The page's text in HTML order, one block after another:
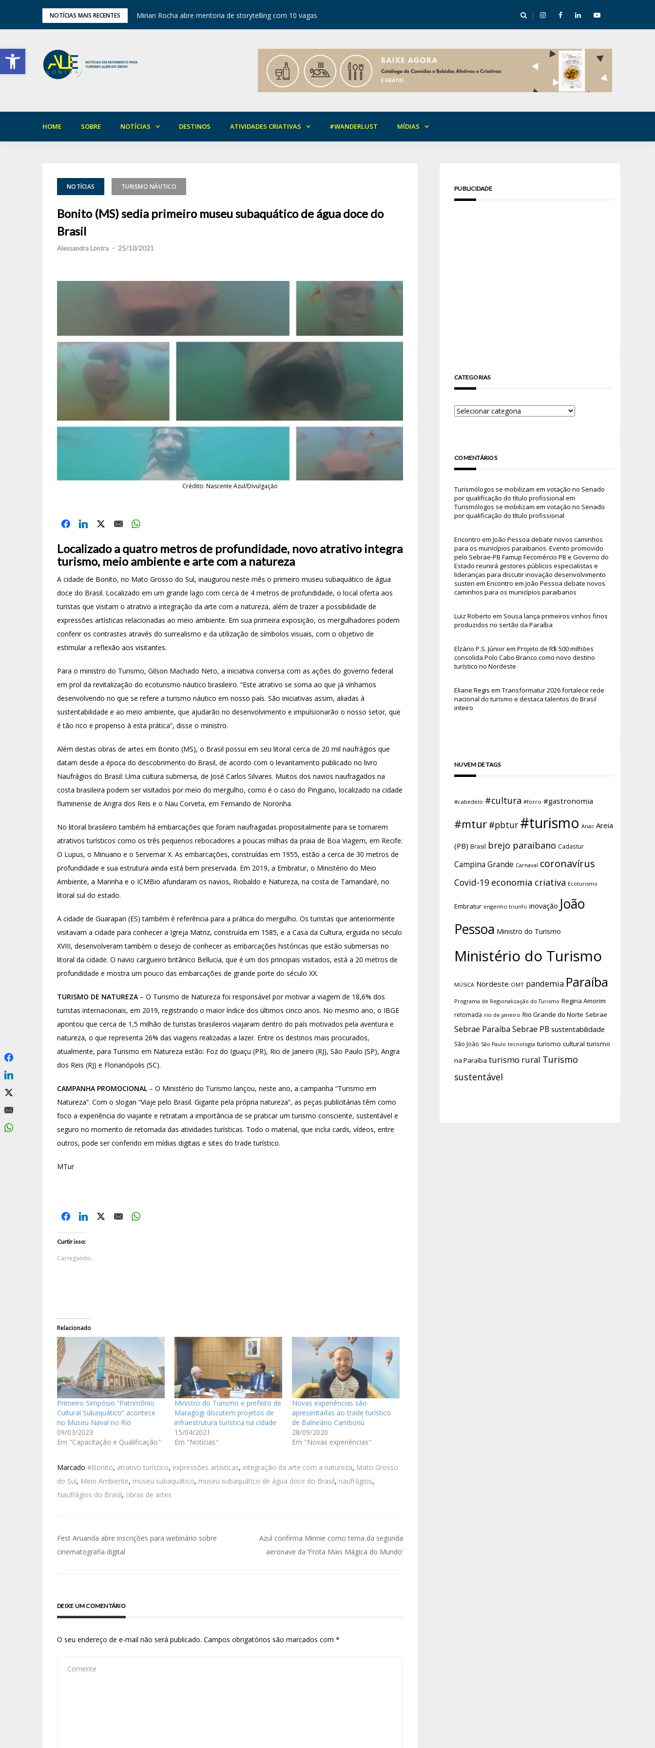
Barra de Ferramentas Aberta
NOTÍCIAS MAIS RECENTES
em Areia Mirian Rocha abre mentoria de storytelling com 10 vagas Festival de Inverno nas Serras abre temporada cultural em Cuité
HOME SOBRE NOTÍCIAS DESTINOS ATIVIDADES CRIATIVAS #WANDERLUST MÍDIAS
NOTÍCIAS TURISMO NÁUTICO
Bonito (MS) sedia primeiro museu subaquático de água doce do
Brasil
Alessandra Lontra - 25/10/2021
Crédito: Nascente Azul/Divulgação
Localizado a quatro metros de profundidade, novo atrativo integra
turismo, meio ambiente e arte com a natureza
A cidade de Bonito, no Mato Grosso do Sul, inaugurou neste mês o primeiro museu subaquático de água
doce do Brasil. Localizado em um grande lago com cerca de 4 metros de profundidade, o local oferta aos
turistas que visitam o atrativo a integração da arte com a natureza, além de trazer a possibilidade de
expressões artísticas relacionadas ao meio ambiente. Em sua primeira exposição, os mergulhadores podem
conferir os contrastes através do surrealismo e da utilização de símbolos visuais, com o objetivo de
estimular a reflexão aos visitantes.
Para o ministro do Turismo, Gilson Machado Neto, a iniciativa conversa com as ações do governo federal
em prol da revitalização do ecoturismo náutico brasileiro. “Este atrativo se soma ao que já vínhamos
desenvolvendo no que se refere a turismo náutico em nosso país. São iniciativas assim, aliadas à
sustentabilidade e ao meio ambiente, que ajudarão no desenvolvimento e impulsionarão o nosso setor, que
é tão rico e propenso à esta prática”, disse o ministro.
Além destas obras de artes em Bonito (MS), o Brasil possui em seu litoral cerca de 20 mil naufrágios que
datam desde a época do descobrimento do Brasil, de acordo com o levantamento publicado no livro
Naufrágios do Brasil: Uma cultura submersa, de José Carlos Silvares. Muitos dos navios naufragados na
costa brasileira podem ser visitados por meio do mergulho, como é o caso do Pinguino, localizado na cidade
fluminense de Angra dos Reis e o Nau Corveta, em Fernando de Noronha.
No litoral brasileiro também há embarcações que foram naufragadas propositalmente para se tornarem
atrativos turísticos como os três pequenos rebocadores a poucas milhas da praia de Boa Viagem, em Recife:
O Lupus, o Minuano e o Servemar X. As embarcações, construídas em 1955, estão a cerca de 30 metros de
profundidade e sua estrutura ainda está bem preservada. Em 2019, a Embratur, o Ministério do Meio
Ambiente, a Marinha e o ICMBio afundaram os navios, Riobaldo e Natureza, na costa de Tamandaré, no
litoral sul do estado.
A cidade de Guarapari (ES) também é referência para a prática do mergulho. Os turistas que anteriormente
visitavam a cidade para conhecer a Igreja Matriz, construída em 1585, e a Casa da Cultura, erguida no século
XVIII, desenvolveram também o desejo de conhecer as embarcações históricas que estão submersas no
litoral da cidade. O navio cargueiro britânico Bellucia, que é um dos principais visitados, está a 20 metros de
profundidade e mostra um pouco das embarcações de grande porte do século XX.
TURISMO DE NATUREZA – O Turismo de Natureza foi responsável por motivar a viagem de 18,6% dos
turistas internacionais, em 2019, registrando o maior índice dos últimos cinco anos. No mesmo ano, o IBGE
apontou que cerca de 1,5 milhão de turistas brasileiros viajaram dentro do país motivados pela aventura e
natureza, o que representa 26% das viagens realizadas a lazer. Entre os destinos mais procurados,
atualmente, para Turismo em Natureza estão: Foz do Iguaçu (PR), Rio de Janeiro (RJ), São Paulo (SP), Angra
dos Reis (RJ) e Florianópolis (SC).
CAMPANHA PROMOCIONAL – O Ministério do Turismo lançou, neste ano, a campanha “Turismo em
Natureza”. Com o slogan “Viaje pelo Brasil. Gigante pela própria natureza”, as peças publicitárias têm como
foco a experiência do viajante e retratam a importância de se praticar um turismo consciente, sustentável e
seguro no momento de retomada das atividades turísticas. Todo o material, que inclui cards, vídeos, entre
outros, pode ser conferido em mídias digitais e sites do trade turístico.
MTur
Curtir isso:
Carregando...
Relacionado
Primeiro Simpósio “Patrimônio
Cultural Subaquático” acontece
no Museu Naval no Rio
09/03/2023
Em "Capacitação e Qualificação"
Ministro do Turismo e prefeito de
Maragogi discutem projetos de
infraestrutura turística na cidade
15/04/2021
Em "Notícias"
Novas experiências são
apresentadas ao trade turístico
de Balneário Camboriú
28/09/2020
Em "Novas experiências"
Marcado #Bonito, atrativo turístico, expressões artísticas, integração da arte com a natureza, Mato Grosso
do Sul, Meio Ambiente, museu subaquático, museu subaquático de água doce do Brasil, naufrágios,
Naufrágios do Brasil, obras de artes
Fest Aruanda abre inscrições para webinário sobre
cinematografia digital
Azul confirma Minnie como tema da segunda
aeronave da ‘Frota Mais Mágica do Mundo’
DEIXE UM COMENTÁRIO
O seu endereço de e-mail não será publicado. Campos obrigatórios são marcados com *
PUBLICIDADE
CATEGORIAS
COMENTÁRIOS
Turismólogos se mobilizam em votação no Senado
por qualificação do título profissional em
Turismólogos se mobilizam em votação no Senado
por qualificação do título profissional
Encontro em João Pessoa debate novos caminhos
para os municípios paraibanos. Evento promovido
pelo Sebrae-PB Famup Fecomércio PB e Governo do
Estado reunirá gestores públicos especialistas e
lideranças para discutir inovação desenvolvimento
susten em Encontro em João Pessoa debate novos
caminhos para os municípios paraibanos
Luiz Roberto em Sousa lança primeiros vinhos finos
produzidos no sertão da Paraíba
Elzário P.S. Júniorem Projeto de R$ 500 milhões
consolida Polo Cabo Branco como novo destino
turístico no Nordeste
Eliane Regis em Transformatur 2026 fortalece rede
nacional do turismo e destaca talentos do Brasil
inteiro
NUVEM DE TAGS
#cabedelo #cultura #forro #gastronomia
#mtur #pbtur #turismo Anac Areia
(PB) Brasil brejo paraibano Cadastur
Campina Grande Carnaval coronavírus
Covid-19 economia criativa Ecoturismo
Embratur engenho triunfo inovação João
Pessoa Ministro do Turismo
Ministério do Turismo
MÚSICA Nordeste OMT pandemia Paraíba
Programa de Regionalização do Turismo Regina Amorim
retomada rio de janeiro Rio Grande do Norte Sebrae
Sebrae Paraíba Sebrae PB sustentabilidade
São João São Paulo tecnologia turismo cultural turismo
na Paraíba turismo rural Turismo
sustentável